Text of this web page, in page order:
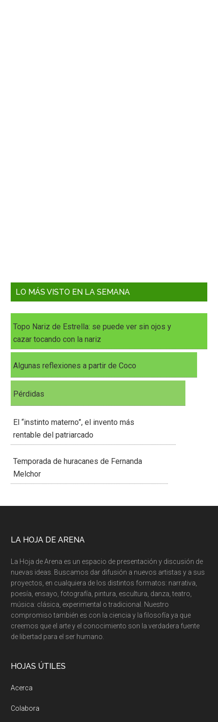
LO MÁS VISTO EN LA SEMANA
Topo Nariz de Estrella: se puede ver sin ojos y
cazar tocando con la nariz
Algunas reflexiones a partir de Coco
Pérdidas
El “instinto materno”, el invento más
rentable del patriarcado
Temporada de huracanes de Fernanda
Melchor
LA HOJA DE ARENA
La Hoja de Arena es un espacio de presentación y discusión de
nuevas ideas. Buscamos dar difusión a nuevos artistas y a sus
proyectos, en cualquiera de los distintos formatos: narrativa,
poesía, ensayo, fotografía, pintura, escultura, danza, teatro,
música: clásica, experimental o tradicional. Nuestro
compromiso también es con la ciencia y la filosofía ya que
creemos que el arte y el conocimiento son la verdadera fuente
de libertad para el ser humano.
HOJAS ÚTILES
Acerca
Colabora